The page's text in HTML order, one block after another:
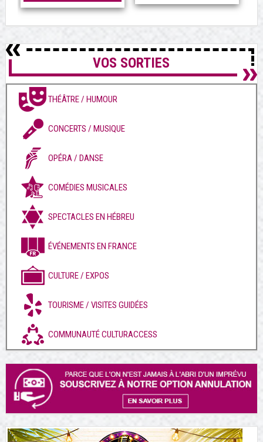
VOS SORTIES
THÉÂTRE / HUMOUR
CONCERTS / MUSIQUE
OPÉRA / DANSE
COMÉDIES MUSICALES
SPECTACLES EN HÉBREU
ÉVÉNEMENTS EN FRANCE
CULTURE / EXPOS
TOURISME / VISITES GUIDÉES
COMMUNAUTÉ CULTURACCESS